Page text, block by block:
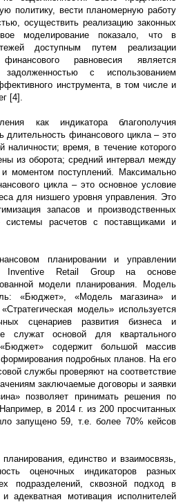
политику, вести планомерную работу
осуществить реализацию законных
моделирование показало, что в
доступным путем реализации
равновесия является
задолженностью с использованием
инструмента, в том числе и
[4].
как индикатора благополучия
длительность финансового цикла – это
время, в течение которого
из оборота; средний интервал между
моментом поступлений. Максимально
цикла – это основное условие
для низшего уровня управления. Это
запасов и производственных
системы расчетов с поставщиками и
планировании и управлении
Inventive Retail Group на основе
модели планирования. Модель
«Бюджет», «Модель магазина» и
модель» используется
сценариев развития бизнеса и
служат основой для квартального
содержит большой массив
подробных планов. На его
службы проверяют на соответствие
заключаемые договоры и заявки
позволяет принимать решения по
в 2014 г. из 200 просчитанных
запущено 59, т.е. более 70% кейсов
единство и взаимосвязь,
оценочных индикаторов разных
подразделений, сквозной подход в
адекватная мотивация исполнителей